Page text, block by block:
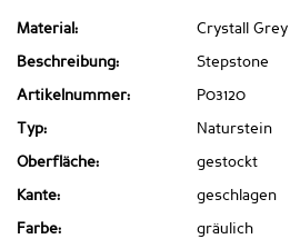
Material: Crystall Grey
Beschreibung: Stepstone
Artikelnummer: P03120
Typ: Naturstein
Oberfläche: gestockt
Kante: geschlagen
Farbe: gräulich